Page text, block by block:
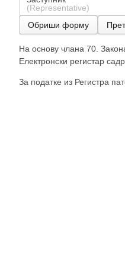
(Representative)
Обриши форму
На основу члана 70.
Електронски регистар
За податке из Регистра